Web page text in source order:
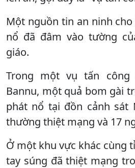
Một nguồn tin an ninh
nổ đã đâm vào tường
giáo.
Trong một vụ tấn
Bannu, một quả bom gài
phát nổ tại đồn cảnh sát
thường thiệt mạng và 17
Ở một khu vực khác cùng
tay súng đã thiệt mạng